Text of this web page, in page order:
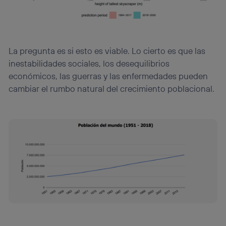
La pregunta es si esto es viable. Lo cierto es que las
inestabilidades sociales, los desequilibrios
económicos, las guerras y las enfermedades pueden
cambiar el rumbo natural del crecimiento poblacional.